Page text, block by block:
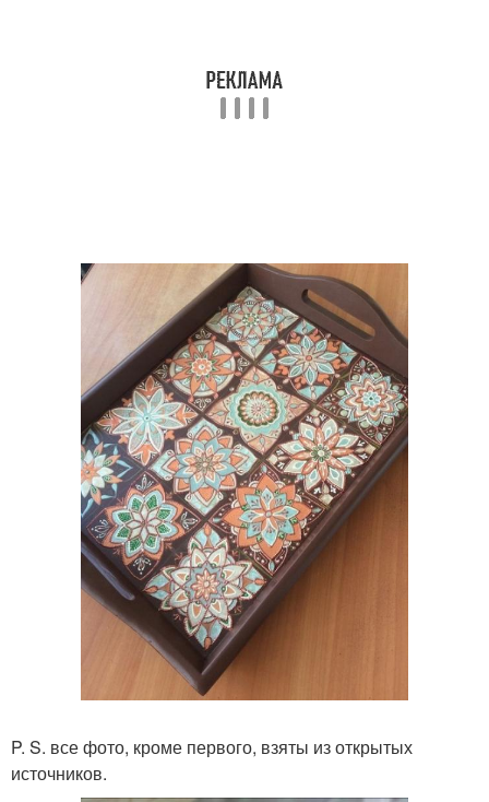
P. S. все фото, кроме первого, взяты из открытых
источников.